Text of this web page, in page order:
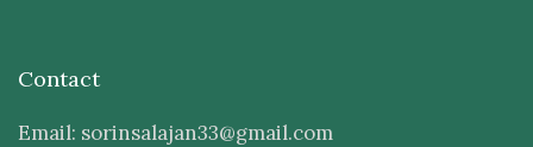
Contact
Email: sorinsalajan33@gmail.com